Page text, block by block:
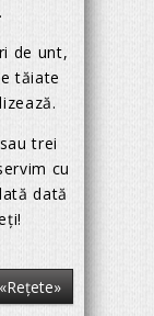
de unt,
tăiate
trei
cu
dată